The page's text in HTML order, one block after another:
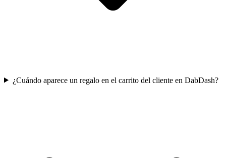
¿Cuándo aparece un regalo en el carrito del cliente en DabDash?